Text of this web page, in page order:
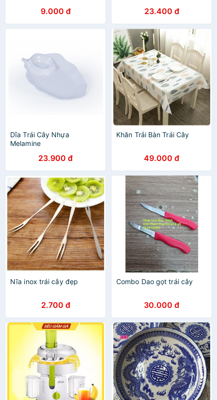
9.000 đ 23.400 đ
Dĩa Trái Cây Nhựa
Melamine
23.900 đ
Khăn Trải Bàn Trái Cây
49.000 đ
Nĩa inox trái cây đẹp
2.700 đ
Combo Dao gọt trái cây
30.000 đ